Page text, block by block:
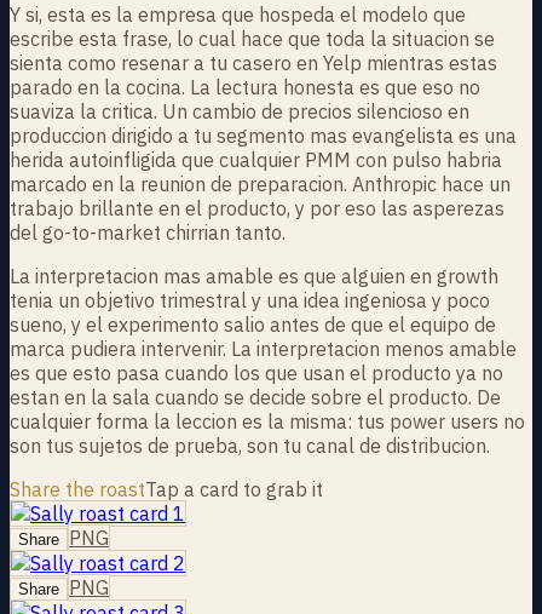
Y si, esta es la empresa que hospeda el modelo que
escribe esta frase, lo cual hace que toda la situacion se
sienta como resenar a tu casero en Yelp mientras estas
parado en la cocina. La lectura honesta es que eso no
suaviza la critica. Un cambio de precios silencioso en
produccion dirigido a tu segmento mas evangelista es una
herida autoinfligida que cualquier PMM con pulso habria
marcado en la reunion de preparacion. Anthropic hace un
trabajo brillante en el producto, y por eso las asperezas
del go-to-market chirrian tanto.
La interpretacion mas amable es que alguien en growth
tenia un objetivo trimestral y una idea ingeniosa y poco
sueno, y el experimento salio antes de que el equipo de
marca pudiera intervenir. La interpretacion menos amable
es que esto pasa cuando los que usan el producto ya no
estan en la sala cuando se decide sobre el producto. De
cualquier forma la leccion es la misma: tus power users no
son tus sujetos de prueba, son tu canal de distribucion.
Share the roastTap a card to grab it
Share PNG
Share PNG